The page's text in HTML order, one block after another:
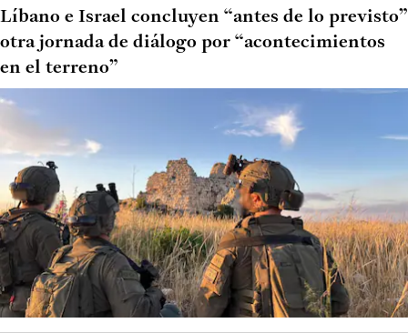
Líbano e Israel concluyen “antes de lo previsto”
otra jornada de diálogo por “acontecimientos
en el terreno”